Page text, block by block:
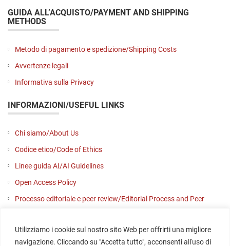
Utilizziamo i cookie sul nostro sito Web per offrirti una migliore
navigazione. Cliccando su "Accetta tutto", acconsenti all'uso di
GUIDA ALL’ACQUISTO/PAYMENT AND SHIPPING
METHODS
Metodo di pagamento e spedizione/Shipping Costs
Avvertenze legali
Informativa sulla Privacy
INFORMAZIONI/USEFUL LINKS
Chi siamo/About Us
Codice etico/Code of Ethics
Linee guida AI/AI Guidelines
Open Access Policy
Processo editoriale e peer review/Editorial Process and Peer
Contattaci/Contact us